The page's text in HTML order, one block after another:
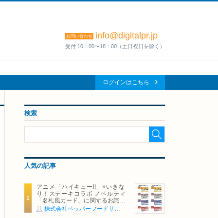
お問い合わせ info@digitalpr.jp
受付 10：00〜18：00（土日祝日を除く）
ログインはこちら
検索
人気の記事
アニメ「ハイキュー!!」×いきな
り！ステーキコラボ ノベルティ
「名札風カード」に関するお詫び
および交換対応についてのご案内